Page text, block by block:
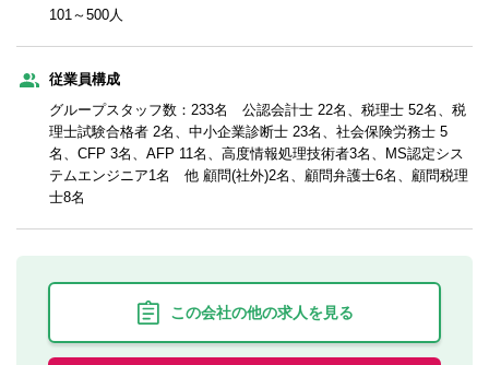
101～500人
従業員構成
グループスタッフ数：233名 公認会計士 22名、税理士 52名、税
理士試験合格者 2名、中小企業診断士 23名、社会保険労務士 5
名、CFP 3名、AFP 11名、高度情報処理技術者3名、MS認定シス
テムエンジニア1名 他 顧問(社外)2名、顧問弁護士6名、顧問税理
士8名
この会社の他の求人を見る